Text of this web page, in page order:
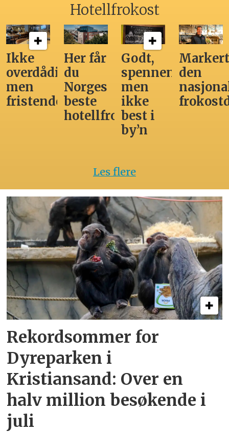
Hotellfrokost
Ikke
overdådig,
men
fristende
Her får
du
Norges
beste
hotellfrokost
Godt,
spennende,
men
ikke
best i
by’n
den
Les flere
Rekordsommer for
Dyreparken i
Kristiansand: Over en
halv million besøkende i
juli